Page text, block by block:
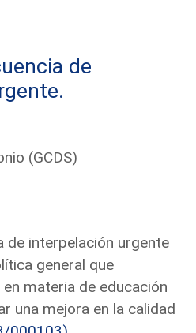
de
(GCDS)
de interpelación urgente
general que
materia de educación
una mejora en la calidad